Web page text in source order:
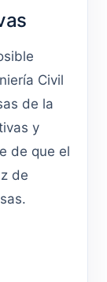
Civil
de la
y
de que el
de